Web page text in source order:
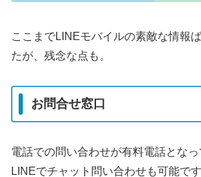
ここまでLINEモバイルの素敵な情報
たが、残念な点も。
お問合せ窓口
電話での問い合わせが有料電話となっ
LINEでチャット問い合わせも可能で